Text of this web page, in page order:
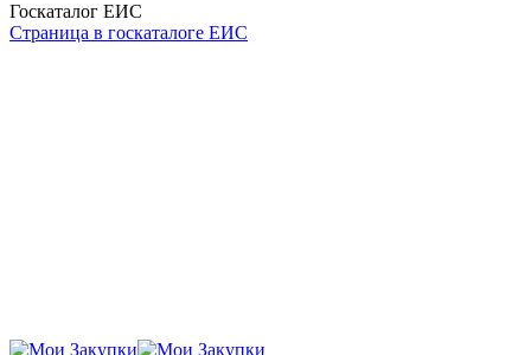
Госкаталог ЕИС
Страница в госкаталоге ЕИС